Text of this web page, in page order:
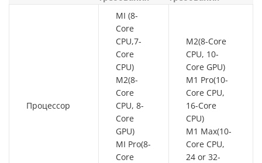
Процессор
MI (8-
Core
CPU,7-
Core
CPU)
M2(8-
Core
CPU, 8-
Core
GPU)
MI Pro(8-
Core
M2(8-Core
CPU, 10-
Core GPU)
M1 Pro(10-
Core CPU,
16-Core
CPU)
M1 Max(10-
Core CPU,
24 or 32-